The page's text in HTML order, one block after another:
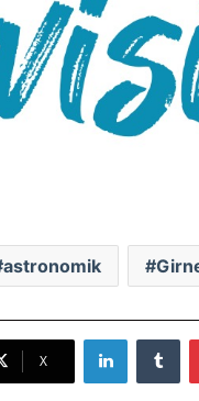
astronomik
X
LinkedIn